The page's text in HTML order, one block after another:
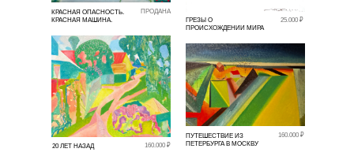
ГРЕЗЫ О
ПРОИСХОЖДЕНИИ МИРА
25.000 ₽
КРАСНАЯ ОПАСНОСТЬ.
КРАСНАЯ МАШИНА.
ПРОДАНА
20 ЛЕТ НАЗАД 160.000 ₽
160.000 ₽
ПУТЕШЕСТВИЕ ИЗ
ПЕТЕРБУРГА В МОСКВУ